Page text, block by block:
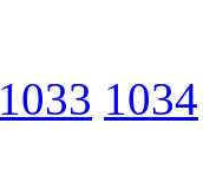
1033 1034